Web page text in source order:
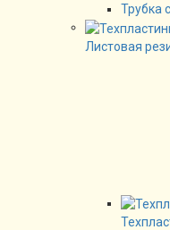
Трубка
Листовая